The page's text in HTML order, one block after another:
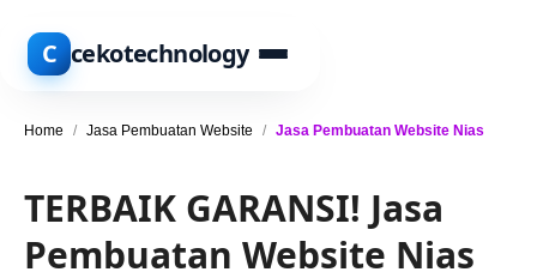
C cekotechnology
Home / Jasa Pembuatan Website / Jasa Pembuatan Website Nias
TERBAIK GARANSI! Jasa
Pembuatan Website Nias